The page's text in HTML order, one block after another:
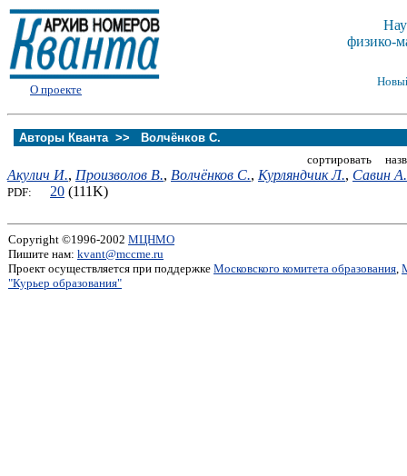
О проекте
физико-
Авторы Кванта >>
Волчёнков С.
сортировать
Акулич И., Произволов В., Волчёнков С., Курляндчик Л., Савин А.
PDF: 20 (111K)
Copyright ©1996-2002 МЦНМО
Пишите нам: kvant@mccme.ru
Проект осуществляется при поддержке Московского комитета образования,
"Курьер образования"